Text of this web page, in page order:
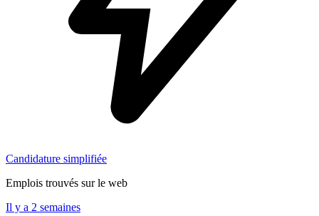
Candidature simplifiée
Emplois trouvés sur le web
Il y a 2 semaines